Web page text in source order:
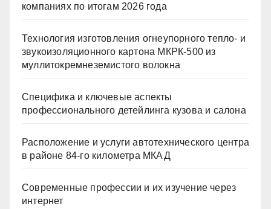
компаниях по итогам 2026 года
Технология изготовления огнеупорного тепло- и
звукоизоляционного картона МКРК-500 из
муллитокремнеземистого волокна
Специфика и ключевые аспекты
профессионального детейлинга кузова и салона
Расположение и услуги автотехнического центра
в районе 84-го километра МКАД
Современные профессии и их изучение через
интернет